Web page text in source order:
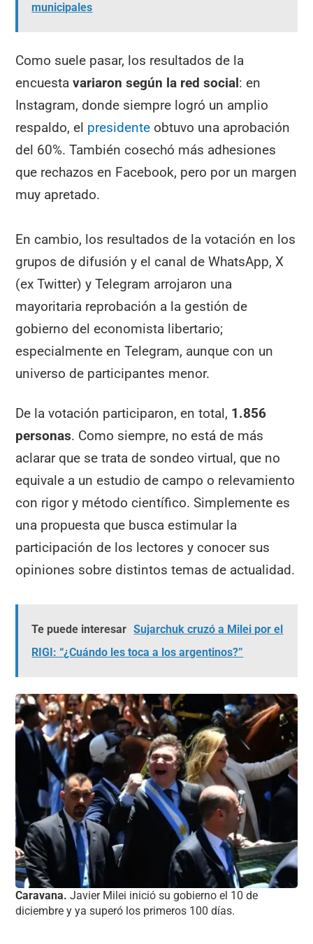
municipales
Como suele pasar, los resultados de la
encuestavariaron según la red social: en
Instagram, donde siempre logró un amplio
respaldo, el presidente obtuvo una aprobación
del 60%. También cosechó más adhesiones
que rechazos en Facebook, pero por un margen
muy apretado.
En cambio, los resultados de la votación en los
grupos de difusión y el canal de WhatsApp, X
(ex Twitter) y Telegram arrojaron una
mayoritaria reprobación a la gestión de
gobierno del economista libertario;
especialmente en Telegram, aunque con un
universo de participantes menor.
De la votación participaron, en total, 1.856
personas. Como siempre, no está de más
aclarar que se trata de sondeo virtual, que no
equivale a un estudio de campo o relevamiento
con rigor y método científico. Simplemente es
una propuesta que busca estimular la
participación de los lectores y conocer sus
opiniones sobre distintos temas de actualidad.
Te puede interesar Sujarchuk cruzó a Milei por el
RIGI: “¿Cuándo les toca a los argentinos?”
Caravana. Javier Milei inició su gobierno el 10 de
diciembre y ya superó los primeros 100 días.